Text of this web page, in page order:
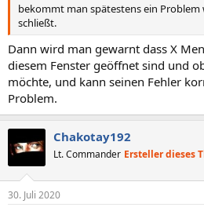
bekommt man spätestens ein Problem
schließt.
Dann wird man gewarnt dass X
diesem Fenster geöffnet sind und
möchte, und kann seinen Fehler
Problem.
Chakotay192
Lt. Commander Ersteller dieses
30. Juli 2020